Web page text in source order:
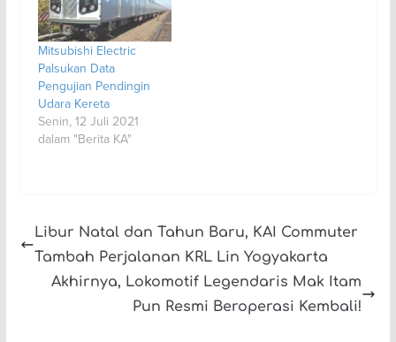
Mitsubishi Electric
Palsukan Data
Pengujian Pendingin
Udara Kereta
Senin, 12 Juli 2021
dalam "Berita KA"
Libur Natal dan Tahun Baru, KAI Commuter
Tambah Perjalanan KRL Lin Yogyakarta
Akhirnya, Lokomotif Legendaris Mak Itam
Pun Resmi Beroperasi Kembali!